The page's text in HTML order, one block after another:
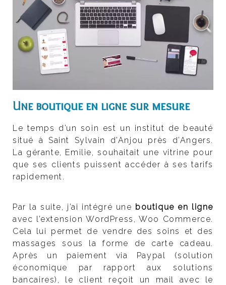
Une boutique en ligne sur mesure
Le temps d’un soin est un institut de beauté
situé à Saint Sylvain d’Anjou près d’Angers.
La gérante, Emilie, souhaitait une vitrine pour
que ses clients puissent accéder à ses tarifs
rapidement.
Par la suite, j’ai intégré une boutique en ligne
avec l’extension WordPress, Woo Commerce.
Cela lui permet de vendre des soins et des
massages sous la forme de carte cadeau.
Après un paiement via Paypal (solution
économique par rapport aux solutions
bancaires), le client reçoit un mail avec le